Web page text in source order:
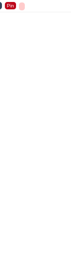
Pin